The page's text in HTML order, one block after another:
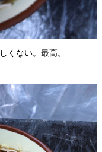
くない。最高。